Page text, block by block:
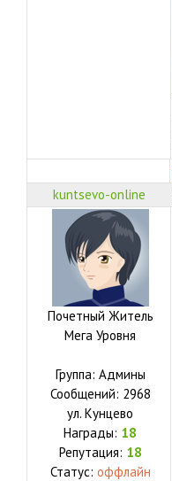
kuntsevo-online
Почетный Житель
Мега Уровня
Группа: Админы
Сообщений: 2968
ул. Кунцево
Награды: 18
Репутация: 18
Статус: оффлайн